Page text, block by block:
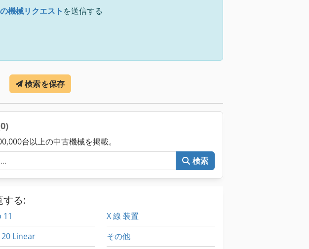
機械リクエスト を送信する
検索を保存
台以上の中古機械を掲載。
検索
する:
11
20 Linear
X 線 装置
その他